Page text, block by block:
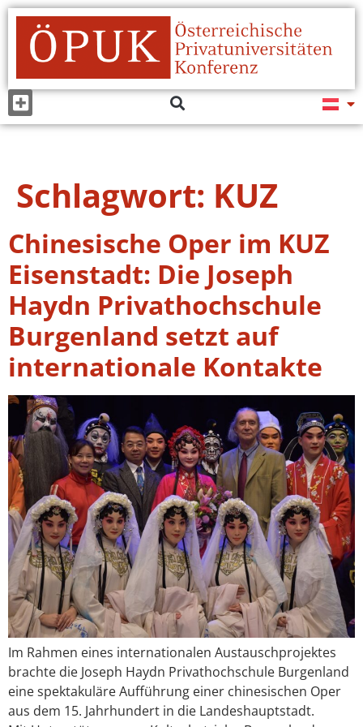
Schlagwort: KUZ
Chinesische Oper im KUZ
Eisenstadt: Die Joseph
Haydn Privathochschule
Burgenland setzt auf
internationale Kontakte
Im Rahmen eines internationalen Austauschprojektes
brachte die Joseph Haydn Privathochschule Burgenland
eine spektakuläre Aufführung einer chinesischen Oper
aus dem 15. Jahrhundert in die Landeshauptstadt.